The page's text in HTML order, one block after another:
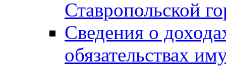
Ставропольской
Сведения о
обязательствах